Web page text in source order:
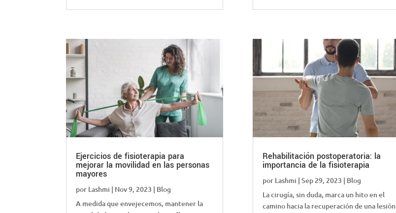
Ejercicios de fisioterapia para
mejorar la movilidad en las personas
mayores
por Lashmi | Nov 9, 2023 | Blog
A medida que envejecemos, mantener la
Rehabilitación postoperatoria: la
importancia de la fisioterapia
por Lashmi | Sep 29, 2023 | Blog
La cirugía, sin duda, marca un hito en el
camino hacia la recuperación de una lesión